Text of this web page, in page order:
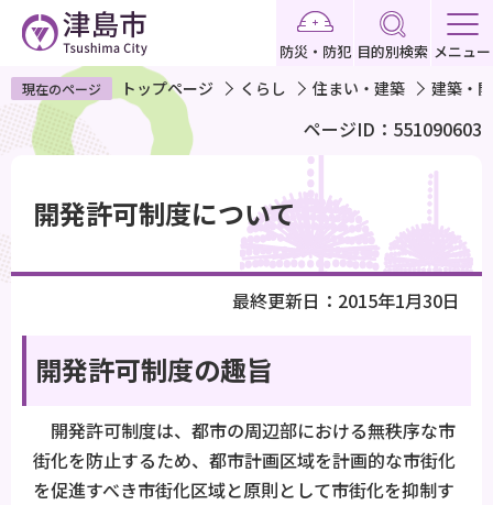
ペ
ー
ジ
で
す
防災・防犯 目的別検索 メニュー
現在のページ トップページ くらし 住まい・建築 建築・
ページID：551090603
開発許可制度について
最終更新日：2015年1月30日
開発許可制度の趣旨
開発許可制度は、都市の周辺部における無秩序な市
街化を防止するため、都市計画区域を計画的な市街化
を促進すべき市街化区域と原則として市街化を抑制す